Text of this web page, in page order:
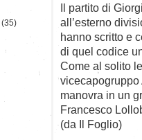
Il partito di
all’esterno
hanno scritto e
di quel codice
Come al solito
manovra in un
Francesco
(da Il Foglio)
(35)